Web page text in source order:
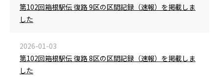
第102回箱根駅伝 復路 9区の区間記録（速報）を掲載しま
した
2026-01-03
第102回箱根駅伝 復路 8区の区間記録（速報）を掲載しま
した